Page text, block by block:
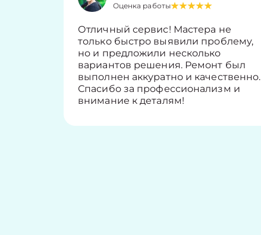
Оценка работы
Отличный сервис! Мастера не
только быстро выявили проблему,
но и предложили несколько
вариантов решения. Ремонт был
выполнен аккуратно и качественно.
Спасибо за профессионализм и
внимание к деталям!